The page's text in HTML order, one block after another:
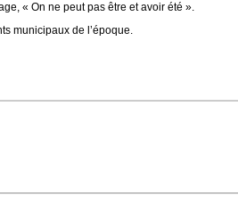
« On ne peut pas être et avoir été ».
municipaux de l’époque.